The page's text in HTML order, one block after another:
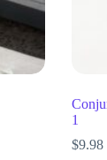
1
$9.98